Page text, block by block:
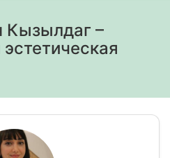
–